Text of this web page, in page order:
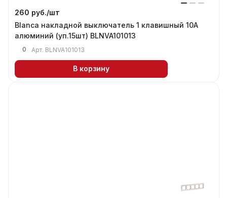
260 руб./шт
Blanca накладной выключатель 1 клавишный 10А
алюминий (уп.15шт) BLNVA101013
0 Арт. BLNVA101013
В корзину